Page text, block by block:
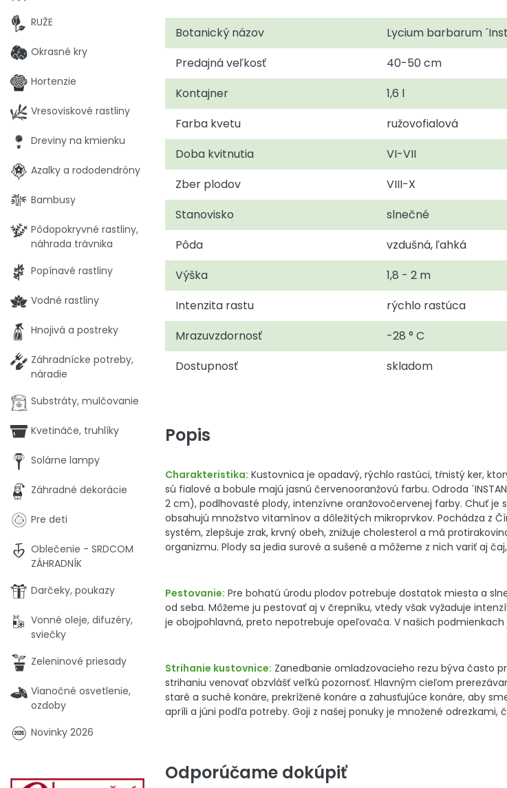
Botanický názov
Lycium barbarum
Predajná veľkosť
40-50 cm
Kontajner
1,6 l
Farba kvetu
ružovofialová
Doba kvitnutia
VI-VII
Zber plodov
VIII-X
Stanovisko
slnečné
Pôda
vzdušná, ľahká
Výška
1,8 - 2 m
Intenzita rastu
rýchlo rastúca
Mrazuvzdornosť
-28 ° C
Dostupnosť
skladom
Popis
Charakteristika: Kustovnica je opadavý, rýchlo rastúci, tŕnistý ker,
sú fialové a bobule majú jasnú červenooranžovú farbu. Odroda
2 cm), podlhovasté plody, intenzívne oranžovočervenej farby. Chuť
obsahujú množstvo vitamínov a dôležitých mikroprvkov. Pochádza z
systém, zlepšuje zrak, krvný obeh, znižuje cholesterol a má
organizmu. Plody sa jedia surové a sušené a môžeme z nich variť aj
Pestovanie: Pre bohatú úrodu plodov potrebuje dostatok miesta a
od seba. Môžeme ju pestovať aj v črepníku, vtedy však vyžaduje
je obojpohlavná, preto nepotrebuje opeľovača. V našich podmienkach
Strihanie kustovnice: Zanedbanie omladzovacieho rezu býva často
strihaniu venovať obzvlášť veľkú pozornosť. Hlavným cieľom
staré a suché konáre, prekrížené konáre a zahusťujúce konáre, aby
apríli a júni podľa potreby. Goji z našej ponuky je množené
Odporúčame dokúpiť
RUŽE
Okrasné kry
Hortenzie
Vresoviskové rastliny
Dreviny na kmienku
Azalky a rododendróny
Bambusy
Pôdopokryvné rastliny,
náhrada trávnika
Popínavé rastliny
Vodné rastliny
Hnojivá a postreky
Záhradnícke potreby,
náradie
Substráty, mulčovanie
Kvetináče, truhlíky
Solárne lampy
Záhradné dekorácie
Pre deti
Oblečenie - SRDCOM
ZÁHRADNÍK
Darčeky, poukazy
Vonné oleje, difuzéry,
sviečky
Zeleninové priesady
Vianočné osvetlenie,
ozdoby
Novinky 2026